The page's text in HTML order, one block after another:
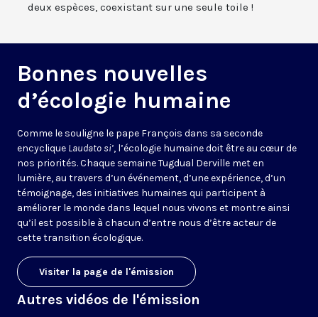
deux espèces, coexistant sur une seule toile !
Bonnes nouvelles
d’écologie humaine
Comme le souligne le pape François dans sa seconde
encyclique Laudato si’, l’écologie humaine doit être au cœur de
nos priorités. Chaque semaine Tugdual Derville met en
lumière, au travers d’un événement, d’une expérience, d’un
témoignage, des initiatives humaines qui participent à
améliorer le monde dans lequel nous vivons et montre ainsi
qu’il est possible à chacun d’entre nous d’être acteur de
cette transition écologique.
Visiter la page de l'émission
Autres vidéos de l'émission